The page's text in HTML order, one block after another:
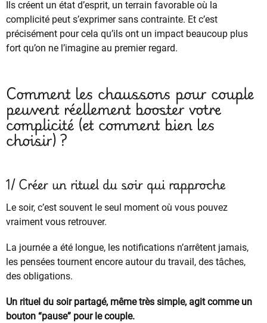
Ils créent un état d’esprit, un terrain favorable où la
complicité peut s’exprimer sans contrainte. Et c’est
précisément pour cela qu’ils ont un impact beaucoup plus
fort qu’on ne l’imagine au premier regard.
Comment les chaussons pour couple
peuvent réellement booster votre
complicité (et comment bien les
choisir) ?
1/ Créer un rituel du soir qui rapproche
Le soir, c’est souvent le seul moment où vous pouvez
vraiment vous retrouver.
La journée a été longue, les notifications n’arrêtent jamais,
les pensées tournent encore autour du travail, des tâches,
des obligations.
Un rituel du soir partagé, même très simple, agit comme un
bouton “pause” pour le couple.